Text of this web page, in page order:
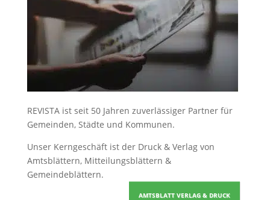
REVISTA ist seit 50 Jahren zuverlässiger Partner für
Gemeinden, Städte und Kommunen.
Unser Kerngeschäft ist der Druck & Verlag von
Amtsblättern, Mitteilungsblättern &
Gemeindeblättern.
AMTSBLATT VERLAG & DRUCK